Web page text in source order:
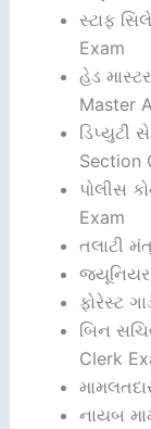
સ્ટાફ
Exam
હેડ
Master
ડિપ્યુટી
Section
પોલીસ
Exam
તલાટી
જ્યૂનિયર
ફોરેસ્ટ
બિન
Clerk
નાયબ